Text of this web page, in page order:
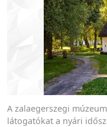
A zalaegerszegi
látogatókat a nyári